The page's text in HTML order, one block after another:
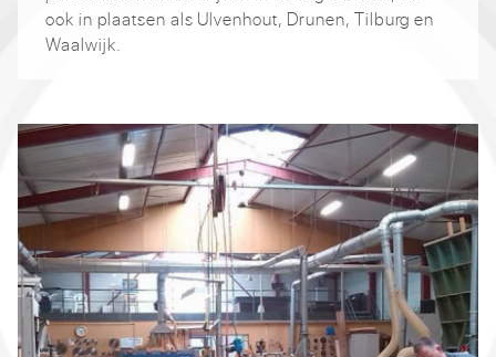
ook in plaatsen als Ulvenhout, Drunen, Tilburg en
Waalwijk.